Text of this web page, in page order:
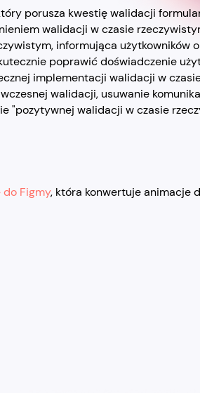
porusza kwestię walidacji
walidacji w czasie
informująca użytkowników
poprawić doświadczenie
implementacji walidacji w
walidacji, usuwanie
"pozytywnej walidacji w czasie
do Figmy, która konwertuje animacje